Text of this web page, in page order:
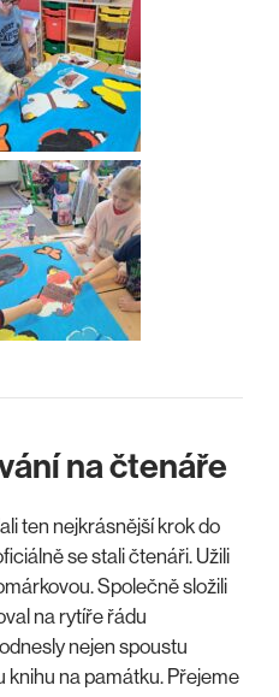
na čtenáře
ten nejkrásnější krok do
se stali čtenáři. Užili
Společně složili
na rytíře řádu
nejen spoustu
knihu na památku. Přejeme